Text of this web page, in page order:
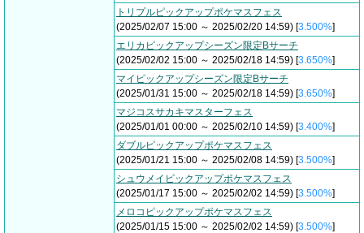
トリプルピックアップポケマスフェス
(2025/02/07 15:00 ～ 2025/02/20 14:59) [3.500%]
エリカピックアップシーズン限定Bサーチ
(2025/02/02 15:00 ～ 2025/02/18 14:59) [3.650%]
マイピックアップシーズン限定Bサーチ
(2025/01/31 15:00 ～ 2025/02/18 14:59) [3.650%]
マジコスサカキマスターフェス
(2025/01/01 00:00 ～ 2025/02/10 14:59) [3.400%]
ダブルピックアップポケマスフェス
(2025/01/21 15:00 ～ 2025/02/08 14:59) [3.500%]
シュウメイピックアップポケマスフェス
(2025/01/17 15:00 ～ 2025/02/02 14:59) [3.500%]
メロコピックアップポケマスフェス
(2025/01/15 15:00 ～ 2025/02/02 14:59) [3.500%]